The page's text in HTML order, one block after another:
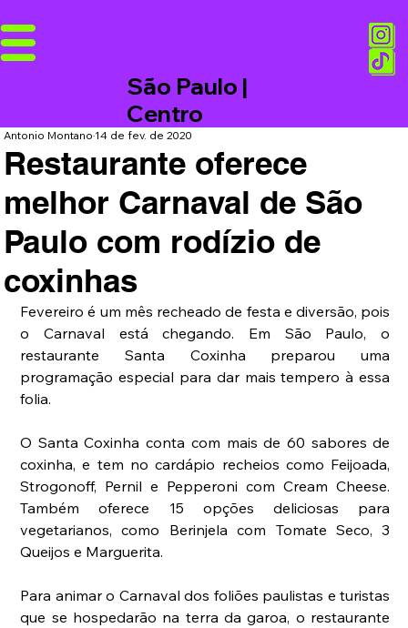
São Paulo |
Centro
Restaurante oferece
melhor Carnaval de São
Paulo com rodízio de
coxinhas
Antonio Montano14 de fev. de 2020
Fevereiro é um mês recheado de festa e diversão, pois
o Carnaval está chegando. Em São Paulo, o
restaurante Santa Coxinha preparou uma
programação especial para dar mais tempero à essa
folia.
O Santa Coxinha conta com mais de 60 sabores de
coxinha, e tem no cardápio recheios como Feijoada,
Strogonoff, Pernil e Pepperoni com Cream Cheese.
Também oferece 15 opções deliciosas para
vegetarianos, como Berinjela com Tomate Seco, 3
Queijos e Marguerita.
Para animar o Carnaval dos foliões paulistas e turistas
que se hospedarão na terra da garoa, o restaurante